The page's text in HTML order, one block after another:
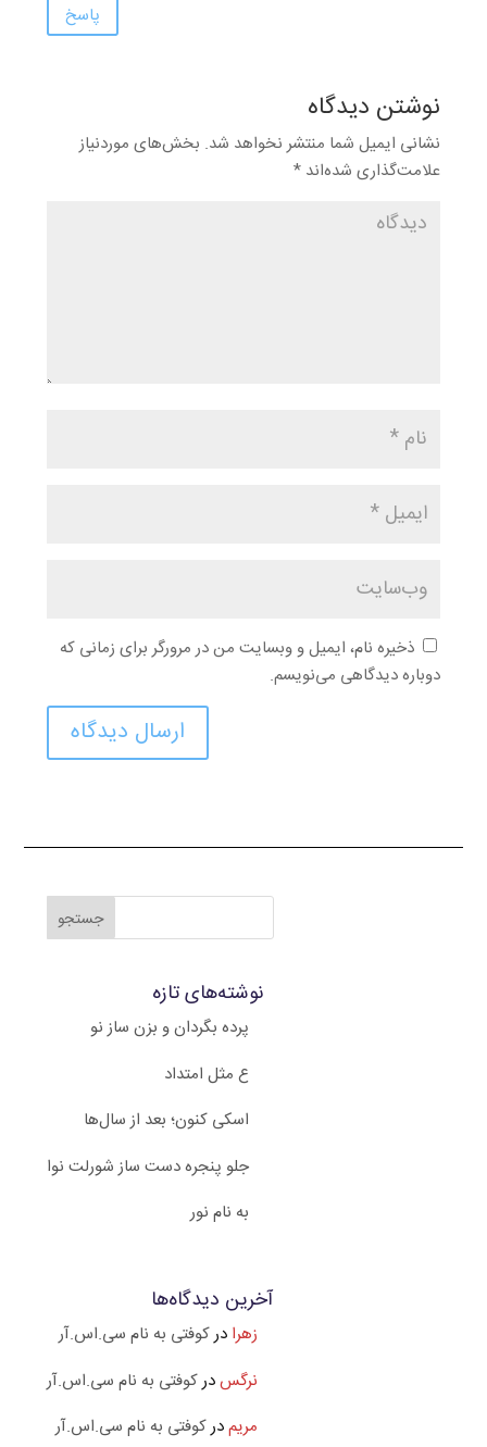
پاسخ
نوشتن دیدگاه
نشانی ایمیل شما منتشر نخواهد شد. بخش‌های موردنیاز
علامت‌گذاری شده‌اند *
ذخیره نام، ایمیل و وبسایت من در مرورگر برای زمانی که
دوباره دیدگاهی می‌نویسم.
ارسال دیدگاه
نوشته‌های تازه
پرده بگردان و بزن ساز نو
ع مثل امتداد
اسکی کنون؛ بعد از سال‌ها
جلو پنجره دست ساز شورلت نوا
به نام نور
آخرین دیدگاه‌ها
زهرا درکوفتی به نام سی.اس.آر
نرگسدرکوفتی به نام سی.اس.آر
مریمدرکوفتی به نام سی.اس.آر